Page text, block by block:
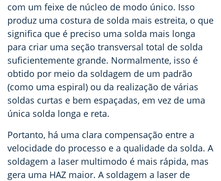
com um feixe de núcleo de modo único. Isso
produz uma costura de solda mais estreita, o que
significa que é preciso uma solda mais longa
para criar uma seção transversal total de solda
suficientemente grande. Normalmente, isso é
obtido por meio da soldagem de um padrão
(como uma espiral) ou da realização de várias
soldas curtas e bem espaçadas, em vez de uma
única solda longa e reta.
Portanto, há uma clara compensação entre a
velocidade do processo e a qualidade da solda. A
soldagem a laser multimodo é mais rápida, mas
gera uma HAZ maior. A soldagem a laser de